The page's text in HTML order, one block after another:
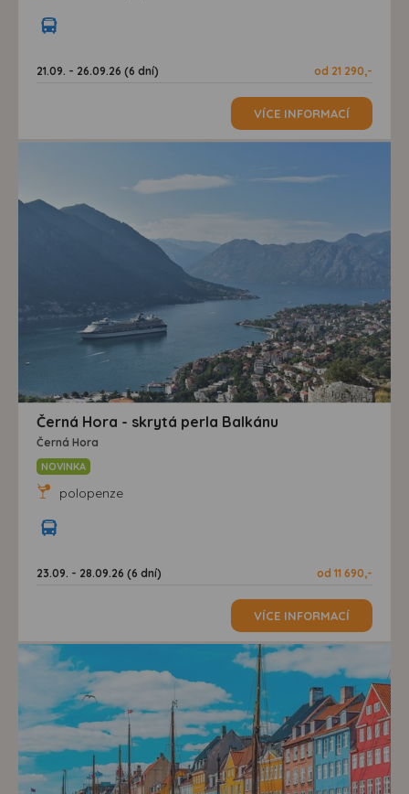
21.09. - 26.09.26 (6 dní) od 21 290,-
VÍCE INFORMACÍ
Černá Hora - skrytá perla Balkánu
Černá Hora
NOVINKA
polopenze
23.09. - 28.09.26 (6 dní) od 11 690,-
VÍCE INFORMACÍ